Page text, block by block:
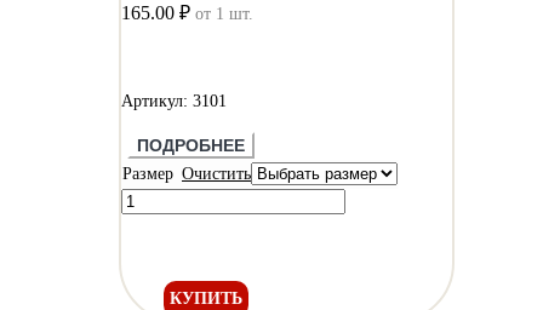
165.00 ₽ от 1 шт.
Артикул: 3101
ПОДРОБНЕЕ
Размер Очистить
КУПИТЬ